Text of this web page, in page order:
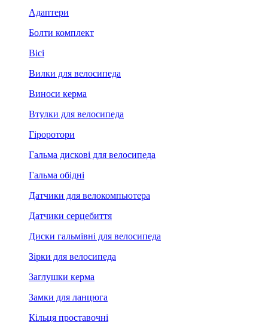
Адаптери
Болти комплект
Вісі
Вилки для велосипеда
Виноси керма
Втулки для велосипеда
Гіроротори
Гальма дискові для велосипеда
Гальма обідні
Датчики для велокомпьютера
Датчики серцебиття
Диски гальмівні для велосипеда
Зірки для велосипеда
Заглушки керма
Замки для ланцюга
Кільця проставочні